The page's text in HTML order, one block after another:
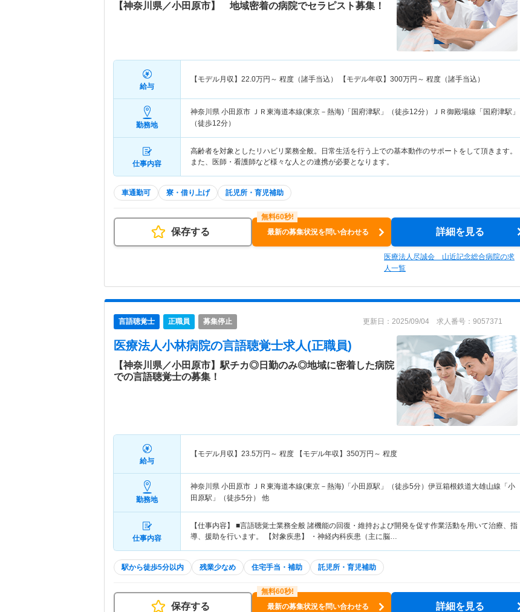
【神奈川県／小田原市】 地域密着の病院でセラピスト募集！
給与
【モデル月収】 22.0万円～ 程度（諸手当込） 【モデル年収】 300万円～ 程度（諸手当込）
勤務地
神奈川県 小田原市 ＪＲ東海道本線(東京－熱海)「国府津駅」（徒歩12分）ＪＲ御殿場線「国府津駅」
（徒歩12分）
仕事内容
高齢者を対象としたリハビリ業務全般。日常生活を行う上での基本動作のサポートをして頂きます。
また、医師・看護師など様々な人との連携が必要となります。
車通勤可 寮・借り上げ 託児所・育児補助
保存する 最新の募集状況を問い合わせる 詳細を見る
医療法人尽誠会 山近記念総合病院の求
人一覧
言語聴覚士 正職員 募集停止 更新日：2025/09/04 求人番号：9057371
医療法人小林病院の言語聴覚士求人(正職員)
【神奈川県／小田原市】駅チカ◎日勤のみ◎地域に密着した病院
での言語聴覚士の募集！
給与
【モデル月収】 23.5万円～ 程度 【モデル年収】 350万円～ 程度
勤務地
神奈川県 小田原市 ＪＲ東海道本線(東京－熱海)「小田原駅」（徒歩5分）伊豆箱根鉄道大雄山線「小
田原駅」（徒歩5分） 他
仕事内容
【仕事内容】 ■言語聴覚士業務全般 諸機能の回復・維持および開発を促す作業活動を用いて治療、指
導、援助を行います。 【対象疾患】 ・神経内科疾患（主に脳…
駅から徒歩5分以内 残業少なめ 住宅手当・補助 託児所・育児補助
保存する 最新の募集状況を問い合わせる 詳細を見る